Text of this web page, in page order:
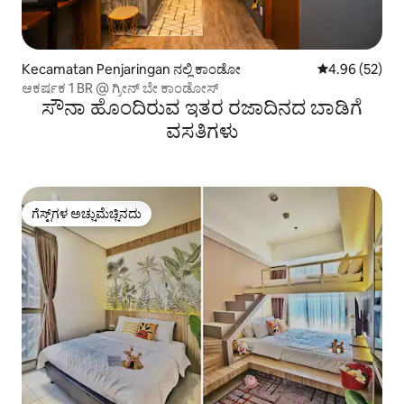
Kecamatan Penjaringan ನಲ್ಲಿ ಕಾಂಡೋ 5 ರಲ್ಲಿ 4.96
4.96 (52)
ಆಕರ್ಷಕ 1 BR @ ಗ್ರೀನ್ ಬೇ ಕಾಂಡೋಸ್
ಸೌನಾ ಹೊಂದಿರುವ ಇತರ ರಜಾದಿನದ ಬಾಡಿಗೆ
ವಸತಿಗಳು
ಗೆಸ್ಟ್‌ಗಳ ಅಚ್ಚುಮೆಚ್ಚಿನದು
ಗೆಸ್ಟ್‌ಗಳ ಅಚ್ಚುಮೆಚ್ಚಿನದು